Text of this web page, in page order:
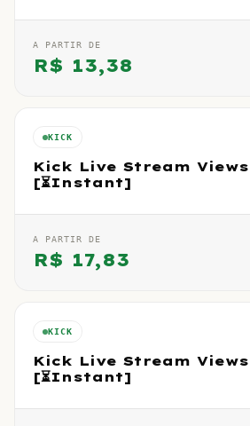
A PARTIR DE
R$ 13,38
KICK
Kick Live Stream Views
[⏳Instant]
A PARTIR DE
R$ 17,83
KICK
Kick Live Stream Views
[⏳Instant]